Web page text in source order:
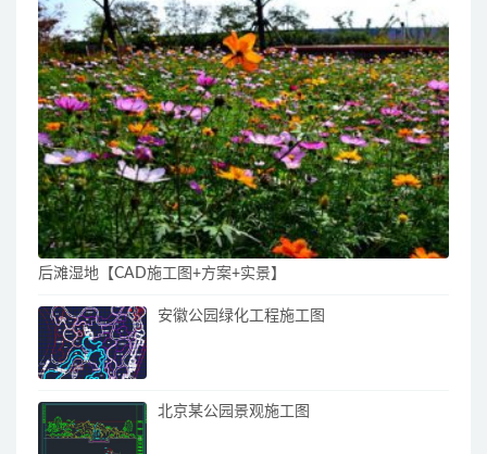
后滩湿地【CAD施工图+方案+实景】
安徽公园绿化工程施工图
北京某公园景观施工图